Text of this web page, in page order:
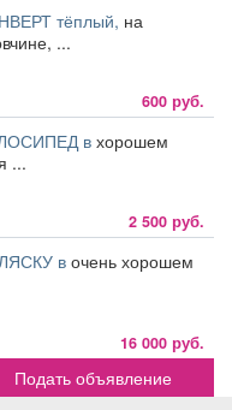
тёплый, на
...
600 руб.
вхорошем
...
2 500 руб.
в очень хорошем
16 000 руб.
Подать объявление